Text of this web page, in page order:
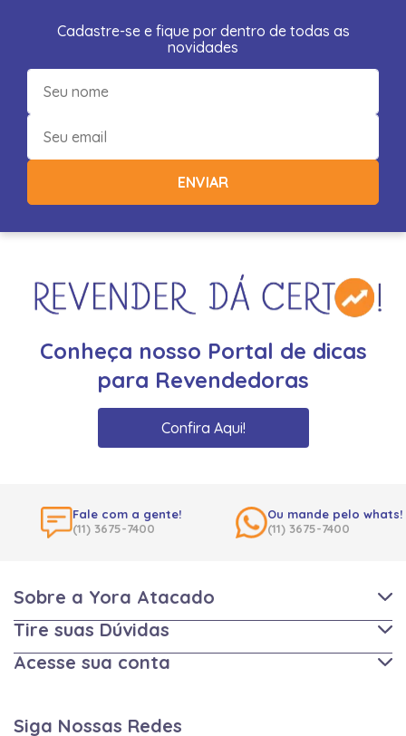
Cadastre-se e fique por dentro de todas as
novidades
ENVIAR
Conheça nosso Portal de dicas
para Revendedoras
Confira Aqui!
Fale com a gente!
(11) 3675-7400
Ou mande pelo whats!
(11) 3675-7400
Sobre a Yora Atacado
Tire suas Dúvidas
Acesse sua conta
Siga Nossas Redes